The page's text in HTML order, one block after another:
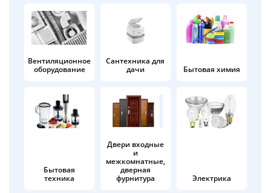
Вентиляционное
оборудование
Сантехника для
дачи
Бытовая химия
Бытовая
техника
Двери входные
и
межкомнатные,
дверная
фурнитура
Электрика
по25%каждые 2 недели
Подробнее
об оплате Плайтом
раз в 2
Остались вопросы?
8 800 302-02-51
plait.ru